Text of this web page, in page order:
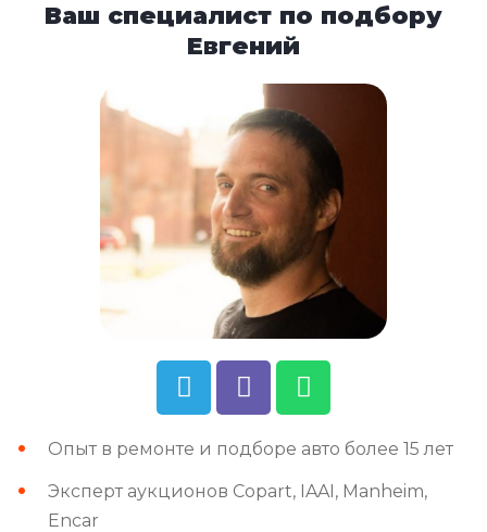
Ваш специалист по подбору
Евгений
Опыт в ремонте и подборе авто более 15 лет
Эксперт аукционов Copart, IAAI, Manheim,
Encar